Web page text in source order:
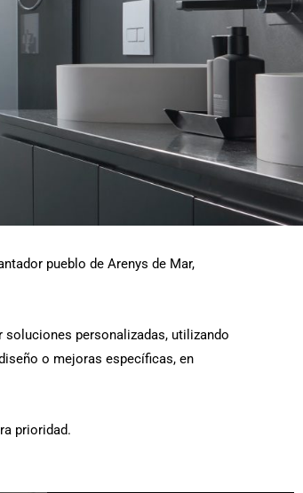
pueblo de Arenys de Mar,
personalizadas, utilizando
o mejoras específicas, en
prioridad.